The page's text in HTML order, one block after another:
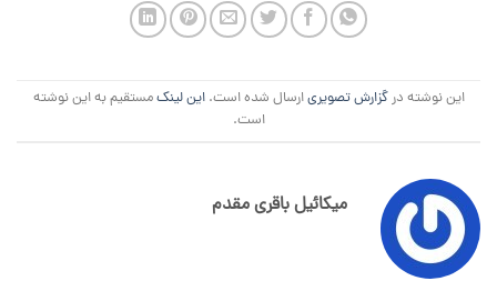
این نوشته درگزارش تصویریارسال شده است.این لینکمستقیم به این نوشته
است.
میکائیل باقری مقدم